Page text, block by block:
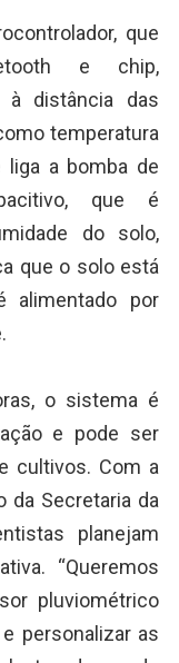
que
e chip,
à distância das
temperatura
liga a bomba de
que é
do solo,
que o solo está
alimentado por
o sistema é
e pode ser
cultivos. Com a
da Secretaria da
planejam
“Queremos
pluviométrico
personalizar as